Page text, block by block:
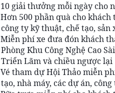
10 giải thưởng mỗi ngày cho
Hơn 500 phần quà cho
công ty kỹ thuật, chế tạo, sản
Miễn phí xe đưa đón khách
Phòng Khu Công Nghệ Cao
Triển Lãm và chiều ngược lại
Vé tham dự Hội Thảo miễn
tạo, nhà máy, các dự án,